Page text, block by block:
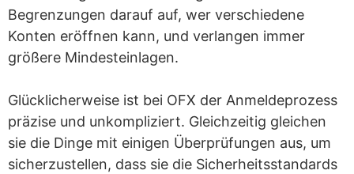
Begrenzungen darauf auf, wer verschiedene
Konten eröffnen kann, und verlangen immer
größere Mindesteinlagen.
Glücklicherweise ist bei OFX der Anmeldeprozess
präzise und unkompliziert. Gleichzeitig gleichen
sie die Dinge mit einigen Überprüfungen aus, um
sicherzustellen, dass sie die Sicherheitsstandards